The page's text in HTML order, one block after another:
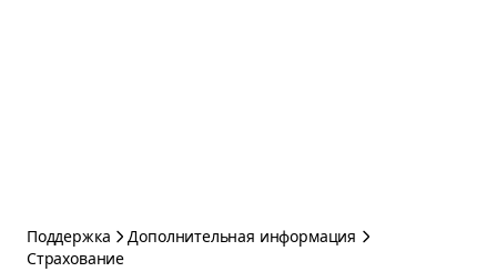
Поддержка
Дополнительная информация
Страхование